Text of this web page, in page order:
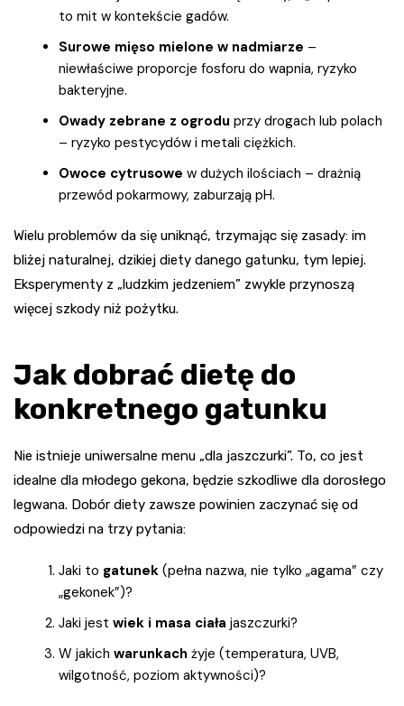
to mit w kontekście gadów.
Surowe mięso mielone w nadmiarze –
niewłaściwe proporcje fosforu do wapnia, ryzyko
bakteryjne.
Owady zebrane z ogrodu przy drogach lub polach
– ryzyko pestycydów i metali ciężkich.
Owoce cytrusowe w dużych ilościach – drażnią
przewód pokarmowy, zaburzają pH.
Wielu problemów da się uniknąć, trzymając się zasady: im
bliżej naturalnej, dzikiej diety danego gatunku, tym lepiej.
Eksperymenty z „ludzkim jedzeniem” zwykle przynoszą
więcej szkody niż pożytku.
Jak dobrać dietę do
konkretnego gatunku
Nie istnieje uniwersalne menu „dla jaszczurki”. To, co jest
idealne dla młodego gekona, będzie szkodliwe dla dorosłego
legwana. Dobór diety zawsze powinien zaczynać się od
odpowiedzi na trzy pytania:
Jaki to gatunek (pełna nazwa, nie tylko „agama” czy
„gekonek”)?
Jaki jest wiek i masa ciała jaszczurki?
W jakich warunkach żyje (temperatura, UVB,
wilgotność, poziom aktywności)?